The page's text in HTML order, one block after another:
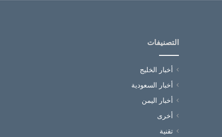
التصنيفات
أخبار الخليج
أخبار السعودية
أخبار اليمن
أخرى
تقنية